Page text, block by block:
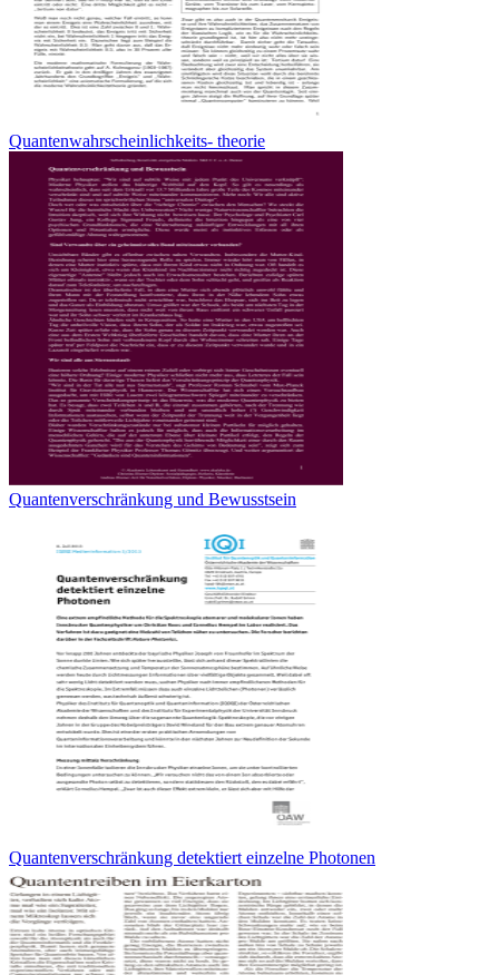
Quantenwahrscheinlichkeits- theorie
Quantenverschränkung und Bewusstsein
Quantenverschränkung detektiert einzelne Photonen